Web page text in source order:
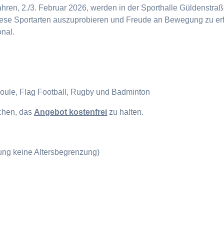
2./3. Februar 2026, werden in der Sporthalle
Sportarten auszuprobieren und Freude an Bewegung zu
Flag Football, Rugby und Badminton
das Angebot kostenfrei zu halten.
keine Altersbegrenzung)